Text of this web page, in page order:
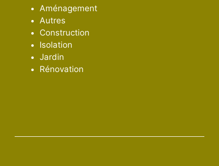
Aménagement
Autres
Construction
Isolation
Jardin
Rénovation